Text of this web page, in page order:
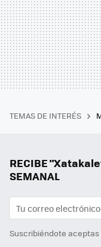
TEMAS DE INTERÉS
RECIBE
SEMANAL
Suscribiéndote